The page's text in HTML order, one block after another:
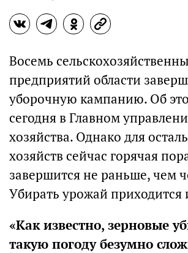
Восемь
предприятий области
уборочную кампанию. Об
сегодня в Главном
хозяйства. Однако для
хозяйств сейчас горячая
завершится не раньше, чем
Убирать урожай приходится
«Как известно, зерновые
такую погоду безумно